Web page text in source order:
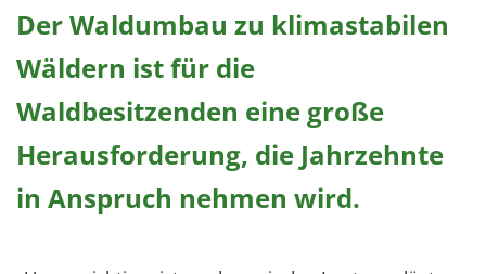
Der Waldumbau zu klimastabilen
Wäldern ist für die
Waldbesitzenden eine große
Herausforderung, die Jahrzehnte
in Anspruch nehmen wird.
Um Inhalte von Videoplattformen und Social Media
Plattformen anzeigen zu können, werden von
diesen externen Medien Cookies gesetzt.